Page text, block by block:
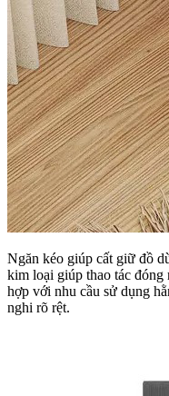
Ngăn kéo giúp cất giữ đồ
kim loại giúp thao tác đóng
hợp với nhu cầu sử dụng
nghi rõ rệt.